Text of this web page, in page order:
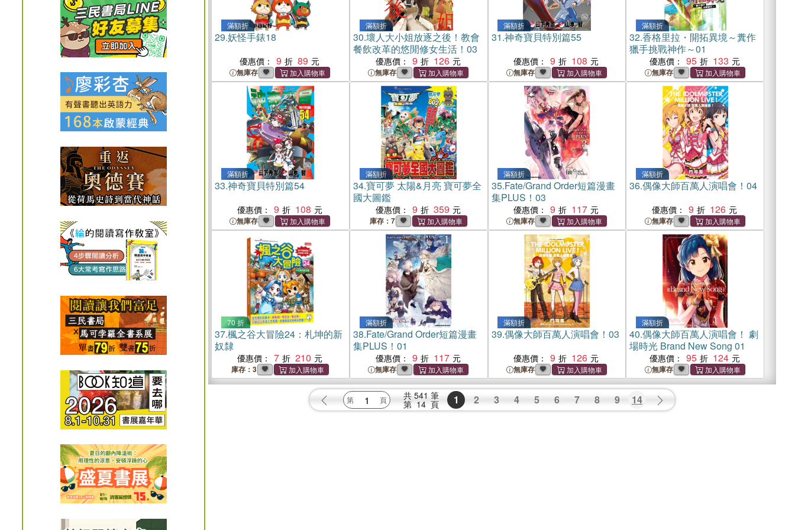
滿額折
29.妖怪手錶18
優惠價： 9 89
無庫存
滿額折
30.壞人大小姐放逐之後！教會
餐飲改革的悠閒修女生活！03
優惠價： 9 126
無庫存
滿額折
31.神奇寶貝特別篇55
優惠價： 9 108
無庫存
滿額折
32.香格里拉・開拓異境～糞作
獵手挑戰神作～01
優惠價： 95 133
無庫存
滿額折
33.神奇寶貝特別篇54
優惠價： 9 108
無庫存
滿額折
34.寶可夢 太陽&月亮 寶可夢全
國大圖鑑
優惠價： 9 359
庫存：7
滿額折
35.Fate/Grand Order短篇漫畫
集PLUS！03
優惠價： 9 117
無庫存
滿額折
36.偶像大師百萬人演唱會！04
優惠價： 9 126
無庫存
70 折
37.楓之谷大冒險24：札坤的新
奴隸
優惠價： 7 210
庫存：3
滿額折
38.Fate/Grand Order短篇漫畫
集PLUS！01
優惠價： 9 117
無庫存
滿額折
39.偶像大師百萬人演唱會！03
優惠價： 9 126
無庫存
滿額折
40.偶像大師百萬人演唱會！ 劇
場時光 Brand New Song 01
優惠價： 95 124
無庫存
共 541 筆
第 14 頁 1 2 3 4 5 6 7 8 9 14